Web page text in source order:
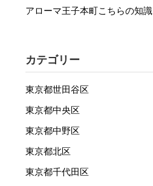
アローマ王子本町こちらの知識
カテゴリー
東京都世田谷区
東京都中央区
東京都中野区
東京都北区
東京都千代田区